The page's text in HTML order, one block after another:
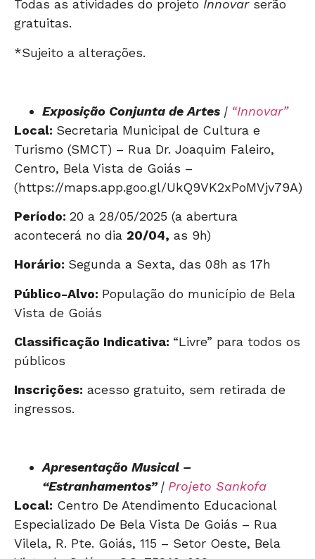
Todas as atividades do projeto Innovarserão
gratuitas.
*Sujeito a alterações.
Exposição Conjunta de Artes | “Innovar”
Local: Secretaria Municipal de Cultura e
Turismo (SMCT) – Rua Dr. Joaquim Faleiro,
Centro, Bela Vista de Goiás –
(https://maps.app.goo.gl/UkQ9VK2xPoMVjv79A)
Período: 20 a 28/05/2025 (a abertura
acontecerá no dia 20/04, as 9h)
Horário: Segunda a Sexta, das 08h as 17h
Público-Alvo: População do município de Bela
Vista de Goiás
Classificação Indicativa: “Livre” para todos os
públicos
Inscrições: acesso gratuito, sem retirada de
ingressos.
Apresentação Musical –
“Estranhamentos”| Projeto Sankofa
Local: Centro De Atendimento Educacional
Especializado De Bela Vista De Goiás – Rua
Vilela, R. Pte. Goiás, 115 – Setor Oeste, Bela